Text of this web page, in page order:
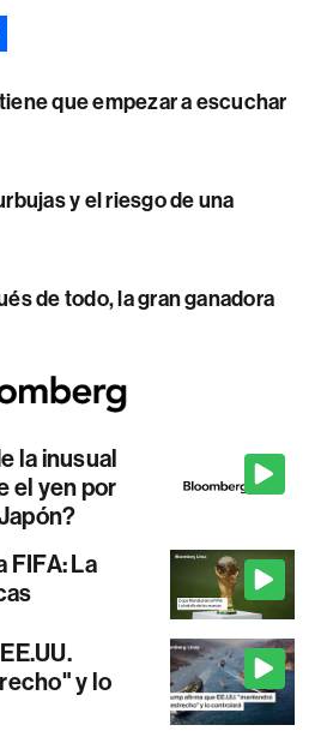
que empezar a escuchar
y el riesgo de una
de todo, la gran ganadora
la inusual
el yen por
FIFA: La
y lo